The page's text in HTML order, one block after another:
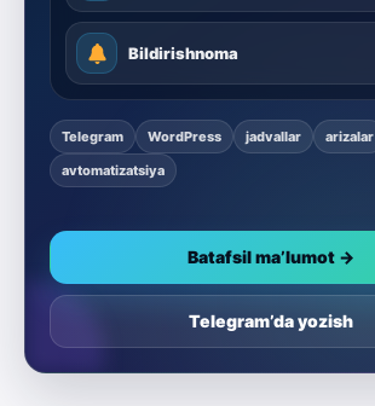
Bildirishnoma
Telegram WordPress jadvallar
arizalar
avtomatizatsiya
Batafsil ma’lumot →
Telegram’da yozish